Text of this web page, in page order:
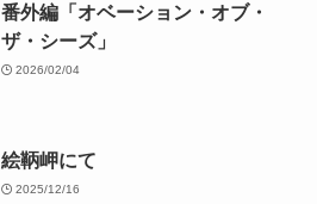
番外編「オベーション・オブ・
ザ・シーズ」
2026/02/04
絵鞆岬にて
2025/12/16